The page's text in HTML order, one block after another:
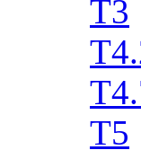
T3
T5